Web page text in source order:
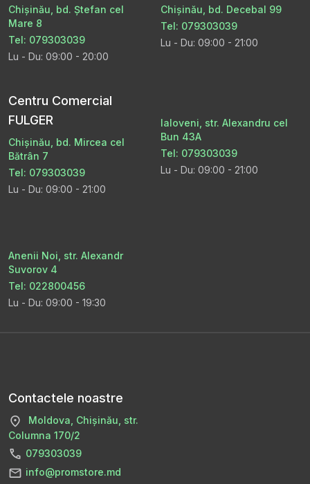
Chișinău, bd. Ștefan cel
Mare 8
Tel: 079303039
Lu - Du: 09:00 - 20:00
Chișinău, bd. Decebal 99
Tel: 079303039
Lu - Du: 09:00 - 21:00
Centru Comercial
FULGER
Chișinău, bd. Mircea cel
Bătrân 7
Tel: 079303039
Lu - Du: 09:00 - 21:00
Ialoveni, str. Alexandru cel
Bun 43A
Tel: 079303039
Lu - Du: 09:00 - 21:00
Anenii Noi, str. Alexandr
Suvorov 4
Tel: 022800456
Lu - Du: 09:00 - 19:30
Contactele noastre
Moldova, Chișinău, str.
Columna 170/2
079303039
info@promstore.md